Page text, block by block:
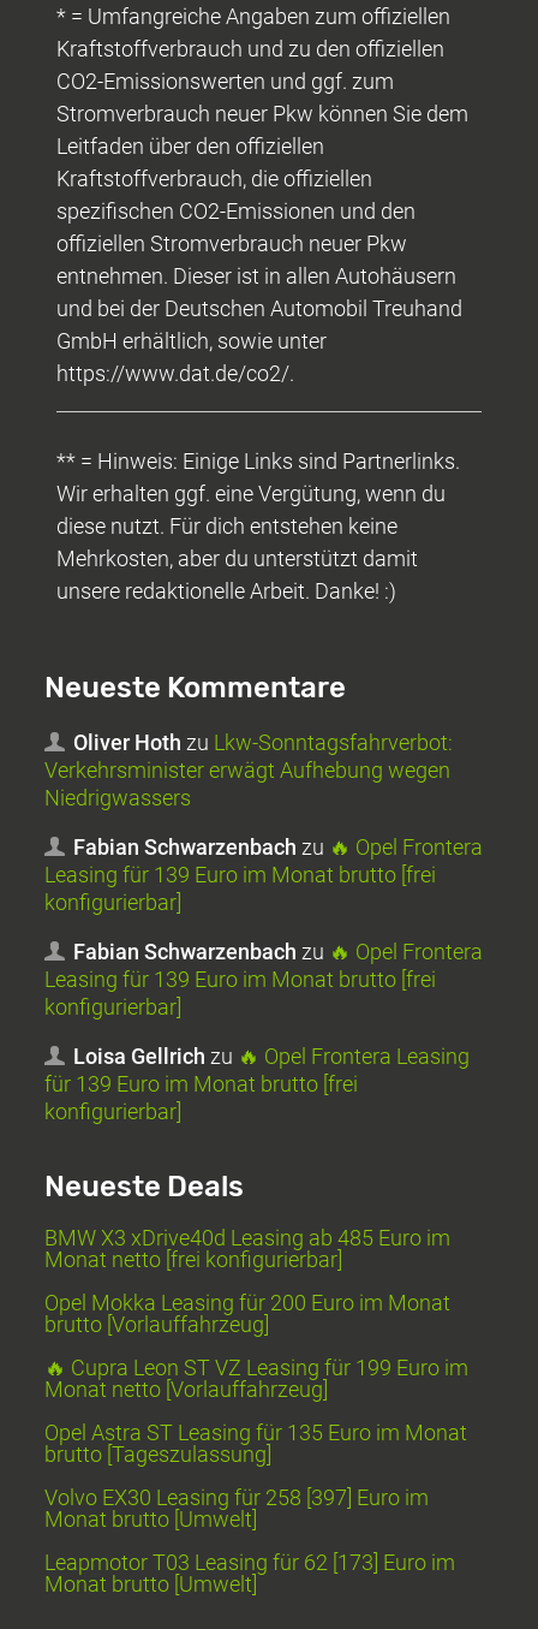
* = Umfangreiche Angaben zum offiziellen
Kraftstoffverbrauch und zu den offiziellen
CO2-Emissionswerten und ggf. zum
Stromverbrauch neuer Pkw können Sie dem
Leitfaden über den offiziellen
Kraftstoffverbrauch, die offiziellen
spezifischen CO2-Emissionen und den
offiziellen Stromverbrauch neuer Pkw
entnehmen. Dieser ist in allen Autohäusern
und bei der Deutschen Automobil Treuhand
GmbH erhältlich, sowie unter
https://www.dat.de/co2/.
** = Hinweis: Einige Links sind Partnerlinks.
Wir erhalten ggf. eine Vergütung, wenn du
diese nutzt. Für dich entstehen keine
Mehrkosten, aber du unterstützt damit
unsere redaktionelle Arbeit. Danke! :)
Neueste Kommentare
Oliver Hoth zu Lkw-Sonntagsfahrverbot:
Verkehrsminister erwägt Aufhebung wegen
Niedrigwassers
Fabian Schwarzenbach zu 🔥 Opel Frontera
Leasing für 139 Euro im Monat brutto [frei
konfigurierbar]
Fabian Schwarzenbach zu 🔥 Opel Frontera
Leasing für 139 Euro im Monat brutto [frei
konfigurierbar]
Loisa Gellrich zu 🔥 Opel Frontera Leasing
für 139 Euro im Monat brutto [frei
konfigurierbar]
Neueste Deals
BMW X3 xDrive40d Leasing ab 485 Euro im
Monat netto [frei konfigurierbar]
Opel Mokka Leasing für 200 Euro im Monat
brutto [Vorlauffahrzeug]
🔥 Cupra Leon ST VZ Leasing für 199 Euro im
Monat netto [Vorlauffahrzeug]
Opel Astra ST Leasing für 135 Euro im Monat
brutto [Tageszulassung]
Volvo EX30 Leasing für 258 [397] Euro im
Monat brutto [Umwelt]
Leapmotor T03 Leasing für 62 [173] Euro im
Monat brutto [Umwelt]